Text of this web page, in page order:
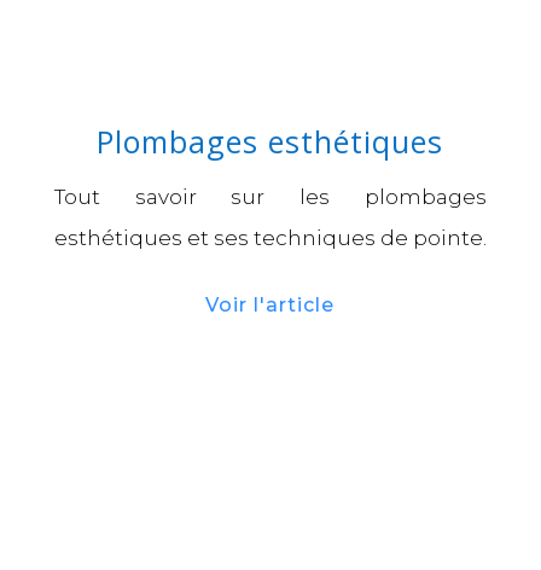
Plombages esthétiques
Tout savoir sur les plombages
esthétiques et ses techniques de pointe.
Voir l'article